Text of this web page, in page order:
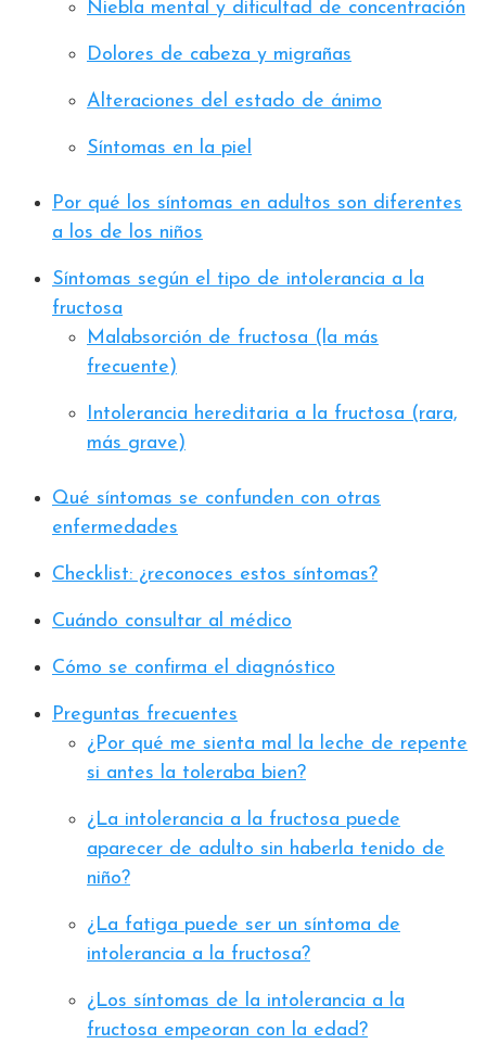
Niebla mental y dificultad de concentración
Dolores de cabeza y migrañas
Alteraciones del estado de ánimo
Síntomas en la piel
Por qué los síntomas en adultos son diferentes
a los de los niños
Síntomas según el tipo de intolerancia a la
fructosa
Malabsorción de fructosa (la más
frecuente)
Intolerancia hereditaria a la fructosa (rara,
más grave)
Qué síntomas se confunden con otras
enfermedades
Checklist: ¿reconoces estos síntomas?
Cuándo consultar al médico
Cómo se confirma el diagnóstico
Preguntas frecuentes
¿Por qué me sienta mal la leche de repente
si antes la toleraba bien?
¿La intolerancia a la fructosa puede
aparecer de adulto sin haberla tenido de
niño?
¿La fatiga puede ser un síntoma de
intolerancia a la fructosa?
¿Los síntomas de la intolerancia a la
fructosa empeoran con la edad?